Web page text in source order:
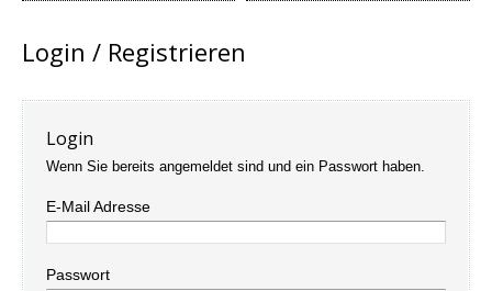
Login / Registrieren
Login
Wenn Sie bereits angemeldet sind und ein Passwort haben.
E-Mail Adresse
Passwort